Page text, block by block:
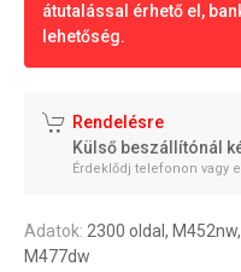
átutalással érhető el,
lehetőség.
Rendelésre
Külső beszállítónál
Érdeklődj telefonon vagy
Adatok: 2300 oldal,
M477dw